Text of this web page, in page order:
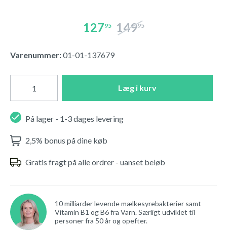
12795 14995
Varenummer:01-01-137679
Læg i kurv
På lager - 1-3 dages levering
2,5% bonus på dine køb
Gratis fragt på alle ordrer - uanset beløb
10 milliarder levende mælkesyrebakterier samt
Vitamin B1 og B6 fra Värn. Særligt udviklet til
personer fra 50 år og opefter.